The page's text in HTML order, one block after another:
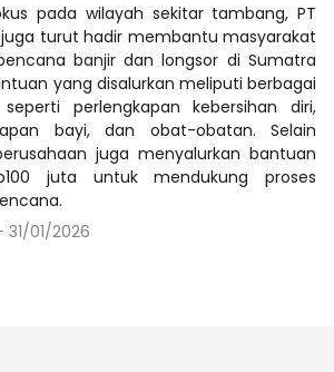
pada wilayah sekitar tambang, PT
juga turut hadir membantu masyarakat
banjir dan longsor di Sumatra
yang disalurkan meliputi berbagai
perlengkapan kebersihan diri,
bayi, dan obat-obatan. Selain
juga menyalurkan bantuan
juta untuk mendukung proses
31/01/2026